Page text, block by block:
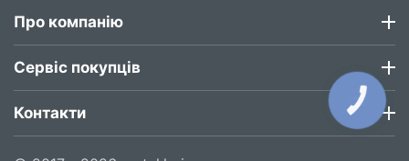
Про компанію
Сервіс покупців
Контакти
КНОПКА
ЗВ'ЯЗКУ